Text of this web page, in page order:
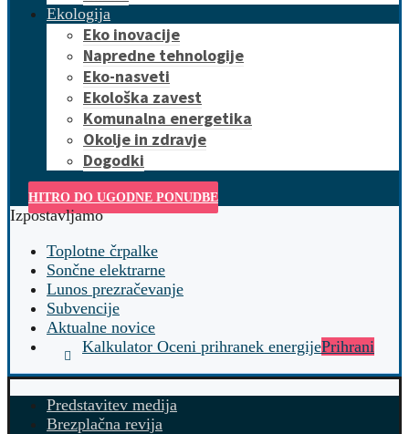
Ekologija
Eko inovacije
Napredne tehnologije
Eko-nasveti
Ekološka zavest
Komunalna energetika
Okolje in zdravje
Dogodki
HITRO DO UGODNE PONUDBE
Izpostavljamo
Toplotne črpalke
Sončne elektrarne
Lunos prezračevanje
Subvencije
Aktualne novice
Kalkulator Oceni prihranek energijePrihrani
Predstavitev medija
Brezplačna revija